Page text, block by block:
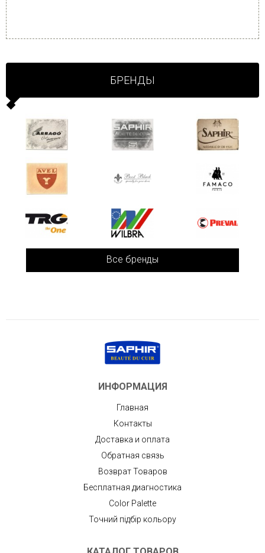
БРЕНДЫ
Все бренды
ИНФОРМАЦИЯ
Главная
Контакты
Доставка и оплата
Обратная связь
Возврат Товаров
Бесплатная диагностика
Color Palette
Точний підбір кольору